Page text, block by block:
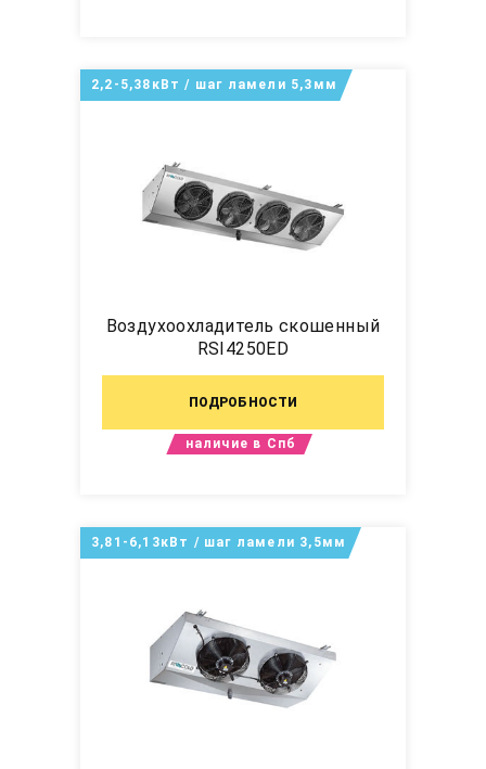
Воздухоохладитель скошенный
RSI4250ED
ПОДРОБНОСТИ
2,2-5,38кВт / шаг ламели 5,3мм
наличие в Спб
3,81-6,13кВт / шаг ламели 3,5мм